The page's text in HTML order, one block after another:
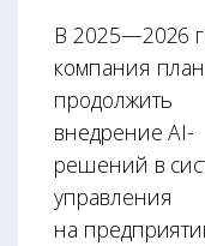
В 2025—2026
компания
продолжить
внедрение AI-
решений в
управления
на